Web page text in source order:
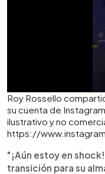
Roy Rossello
su cuenta de
ilustrativo y no
https://
"¡Aún estoy en
transición para su